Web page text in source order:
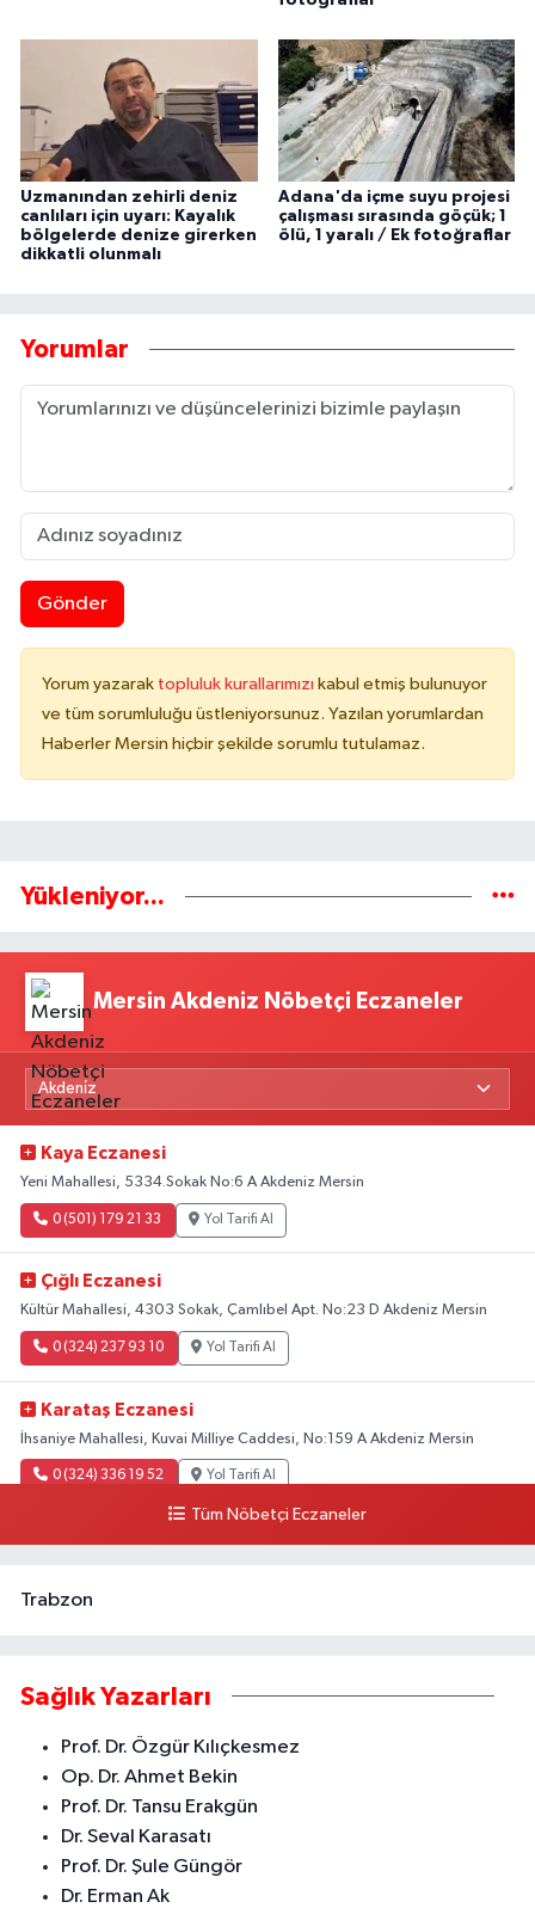
Uzmanından zehirli deniz
canlıları için uyarı: Kayalık
bölgelerde denize girerken
dikkatli olunmalı
Adana'da içme suyu projesi
çalışması sırasında göçük; 1
ölü, 1 yaralı / Ek fotoğraflar
Yorumlar
Gönder
Yorum yazarak topluluk kurallarımızı kabul etmiş bulunuyor
ve tüm sorumluluğu üstleniyorsunuz. Yazılan yorumlardan
Haberler Mersin hiçbir şekilde sorumlu tutulamaz.
Yükleniyor...
Mersin Akdeniz Nöbetçi Eczaneler
Kaya Eczanesi
Yeni Mahallesi, 5334.Sokak No:6 A Akdeniz Mersin
0 (501) 179 21 33 Yol Tarifi Al
Çığlı Eczanesi
Kültür Mahallesi, 4303 Sokak, Çamlıbel Apt. No:23 D Akdeniz Mersin
0 (324) 237 93 10 Yol Tarifi Al
Karataş Eczanesi
İhsaniye Mahallesi, Kuvai Milliye Caddesi, No:159 A Akdeniz Mersin
0 (324) 336 19 52 Yol Tarifi Al
Tüm Nöbetçi Eczaneler
Trabzon
Sağlık Yazarları
Prof. Dr. Özgür Kılıçkesmez
Op. Dr. Ahmet Bekin
Prof. Dr. Tansu Erakgün
Dr. Seval Karasatı
Prof. Dr. Şule Güngör
Dr. Erman Ak